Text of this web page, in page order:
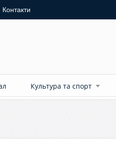
Контакти
Культура та спорт